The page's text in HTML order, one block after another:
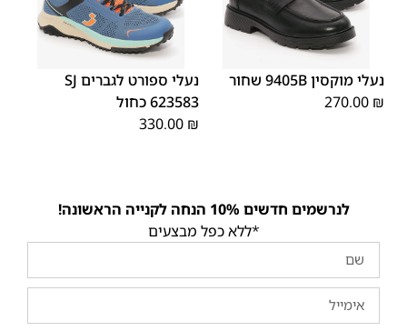
נעלי מוקסין 9405B שחור
270.00 ₪
נעלי ספורט לגברים SJ
623583 כחול
330.00 ₪
לנרשמים חדשים 10% הנחה לקנייה הראשונה!
*ללא כפל מבצעים